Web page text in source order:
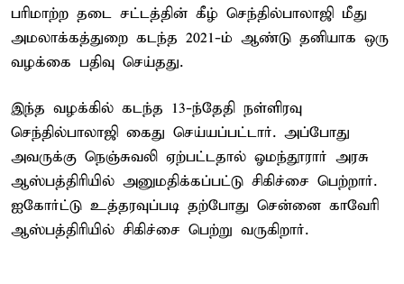
பரிமாற்ற தடை சட்டத்தின் கீழ் செந்தில்பாலாஜி மீது
அமலாக்கத்துறை கடந்த 2021-ம் ஆண்டு தனியாக ஒரு
வழக்கை பதிவு செய்தது.
இந்த வழக்கில் கடந்த 13-ந்தேதி நள்ளிரவு
செந்தில்பாலாஜி கைது செய்யப்பட்டார். அப்போது
அவருக்கு நெஞ்சுவலி ஏற்பட்டதால் ஓமந்தூரார் அரசு
ஆஸ்பத்திரியில் அனுமதிக்கப்பட்டு சிகிச்சை பெற்றார்.
ஐகோர்ட்டு உத்தரவுப்படி தற்போது சென்னை காவேரி
ஆஸ்பத்திரியில் சிகிச்சை பெற்று வருகிறார்.